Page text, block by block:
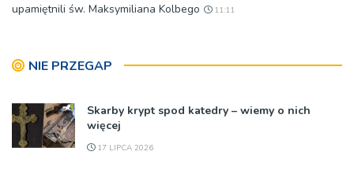
upamiętnili św. Maksymiliana Kolbego
11:11
NIE PRZEGAP
Skarby krypt spod katedry – wiemy o nich
więcej
17 LIPCA 2026